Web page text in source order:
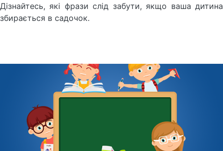
Дізнайтесь, які фрази слід забути, якщо ваша дитина
збирається в садочок.